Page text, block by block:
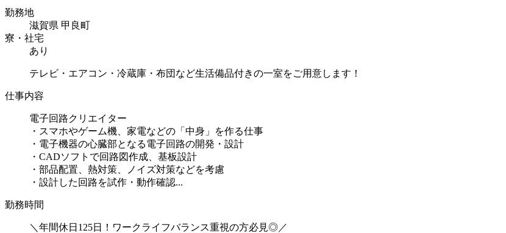
勤務地
滋賀県 甲良町
寮・社宅
あり
テレビ・エアコン・冷蔵庫・布団など生活備品付きの一室をご用意します！
仕事内容
電子回路クリエイター
・スマホやゲーム機、家電などの「中身」を作る仕事
・電子機器の心臓部となる電子回路の開発・設計
・CADソフトで回路図作成、基板設計
・部品配置、熱対策、ノイズ対策などを考慮
・設計した回路を試作・動作確認...
勤務時間
＼年間休日125日！ワークライフバランス重視の方必見◎／